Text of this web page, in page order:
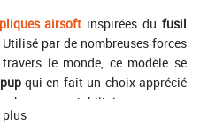
airsoft inspirées du fusil
par de nombreuses forces
le monde, ce modèle se
qui en fait un choix apprécié
bonne maniabilité, notamment
plus